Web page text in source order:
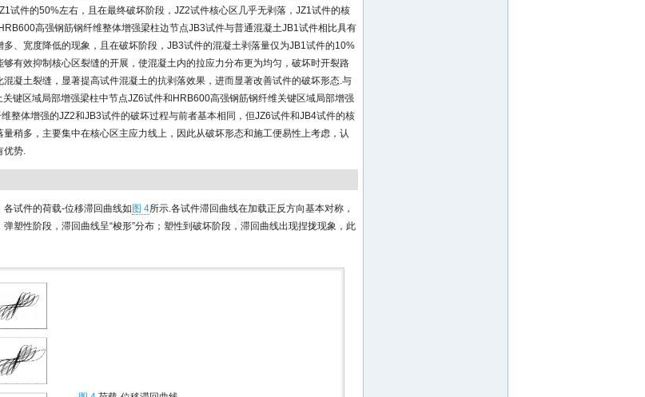
试件的50%左右，且在最终破坏阶段，JZ2试件核心区几乎无剥落，JZ1试件的核
高强钢筋钢纤维整体增强梁柱边节点JB3试件与普通混凝土JB1试件相比具有
、宽度降低的现象，且在破坏阶段，JB3试件的混凝土剥落量仅为JB1试件的10%
有效抑制核心区裂缝的开展，使混凝土内的拉应力分布更为均匀，破坏时开裂路
凝土裂缝，显著提高试件混凝土的抗剥落效果，进而显著改善试件的破坏形态.与
键区域局部增强梁柱中节点JZ6试件和HRB600高强钢筋钢纤维关键区域局部增强
整体增强的JZ2和JB3试件的破坏过程与前者基本相同，但JZ6试件和JB4试件的核
稍多，主要集中在核心区主应力线上，因此从破坏形态和施工便易性上考虑，认
优势.
试件的荷载-位移滞回曲线如 图 4所示.各试件滞回曲线在加载正反方向基本对称，
塑性阶段，滞回曲线呈“梭形”分布；塑性到破坏阶段，滞回曲线出现捏拢现象，此